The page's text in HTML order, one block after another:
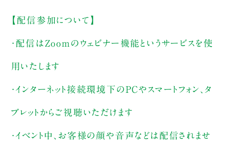
【配信参加について】
・配信はZoomのウェビナー機能というサービスを使
用いたします
・インターネット接続環境下のPCやスマートフォン、タ
ブレットからご視聴いただけます
・イベント中、お客様の顔や音声などは配信されませ